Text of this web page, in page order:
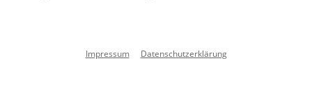
Impressum Datenschutzerklärung